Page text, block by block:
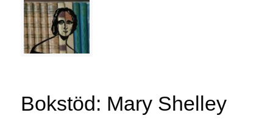
Bokstöd: Mary Shelley